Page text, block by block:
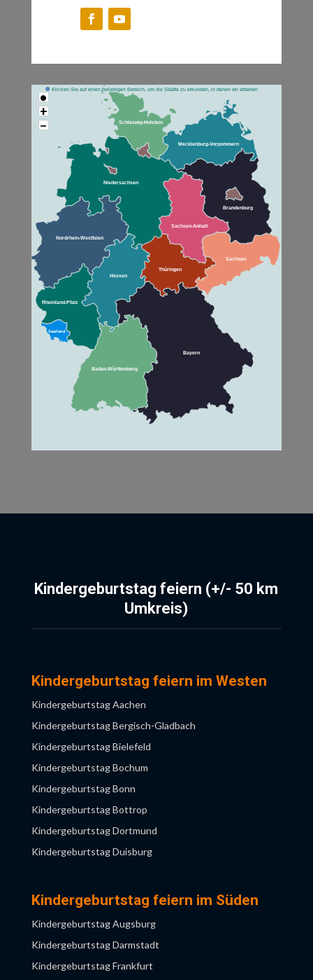
Thüringen
Schleswig-Holstein
Sachsen-Anhalt
Sachsen
Saarland
Rheinland-Pfalz
Nordrhein-Westfalen
Niedersachsen
Mecklenburg-Vorpommern
Hessen
Brandenburg
Bayern
Baden-Württemberg
Klicken Sie auf einen beliebigen Bereich, um die Städte zu erkunden, in denen wir arbeiten
•
+
−
Kindergeburtstag feiern (+/- 50 km
Umkreis)
Kindergeburtstag feiern im Westen
Kindergeburtstag Aachen
Kindergeburtstag Bergisch-Gladbach
Kindergeburtstag Bielefeld
Kindergeburtstag Bochum
Kindergeburtstag Bonn
Kindergeburtstag Bottrop
Kindergeburtstag Dortmund
Kindergeburtstag Duisburg
Kindergeburtstag Essen
Kindergeburtstag feiern im Süden
Kindergeburtstag Augsburg
Kindergeburtstag Darmstadt
Kindergeburtstag Frankfurt